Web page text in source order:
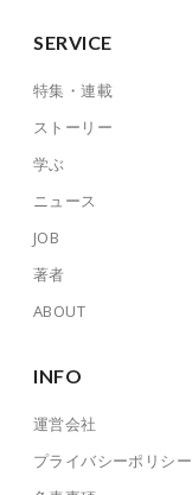
SERVICE
特集・連載
ストーリー
学ぶ
ニュース
JOB
著者
ABOUT
INFO
運営会社
プライバシーポリシー